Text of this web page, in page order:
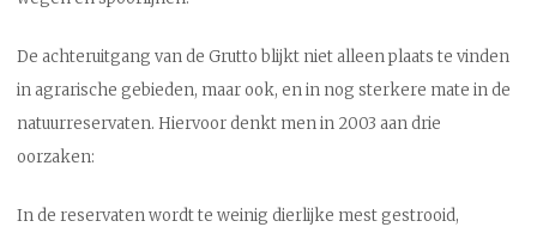
De achteruitgang van de Grutto blijkt niet alleen plaats te vinden
in agrarische gebieden, maar ook, en in nog sterkere mate in de
natuurreservaten. Hiervoor denkt men in 2003 aan drie
oorzaken:
In de reservaten wordt te weinig dierlijke mest gestrooid,